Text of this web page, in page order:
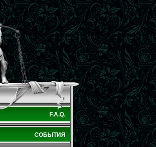
F.A.Q.
СОБЫТИЯ